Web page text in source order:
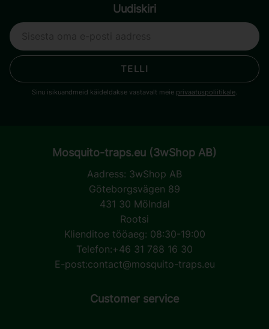
Uudiskiri
TELLI
Sinu isikuandmeid käideldakse vastavalt meie privaatuspoliitikale.
Mosquito-traps.eu (3wShop AB)
Aadress: 3wShop AB
Göteborgsvägen 89
431 30 Mölndal
Rootsi
Klienditoe tööaeg: 08:30-19:00
Telefon:+46 31 788 16 30
E-post:contact@mosquito-traps.eu
Customer service